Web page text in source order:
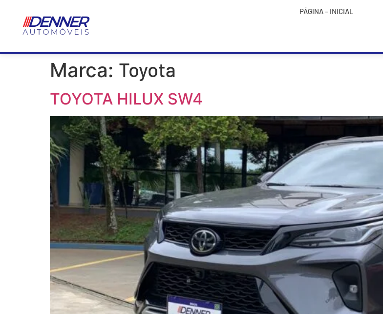
PÁGINA – INICIAL
Marca: Toyota
TOYOTA HILUX SW4